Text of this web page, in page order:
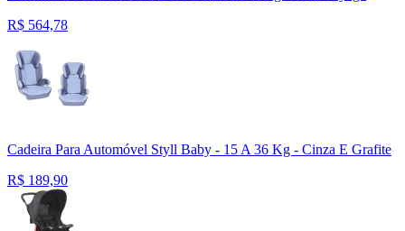
R$ 564,78
Cadeira Para Automóvel Styll Baby - 15 A 36 Kg - Cinza E Grafite
R$ 189,90